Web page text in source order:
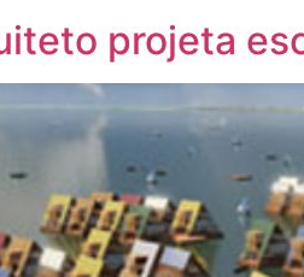
projeta